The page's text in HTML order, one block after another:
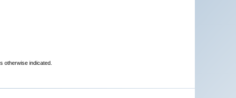
otherwise indicated.